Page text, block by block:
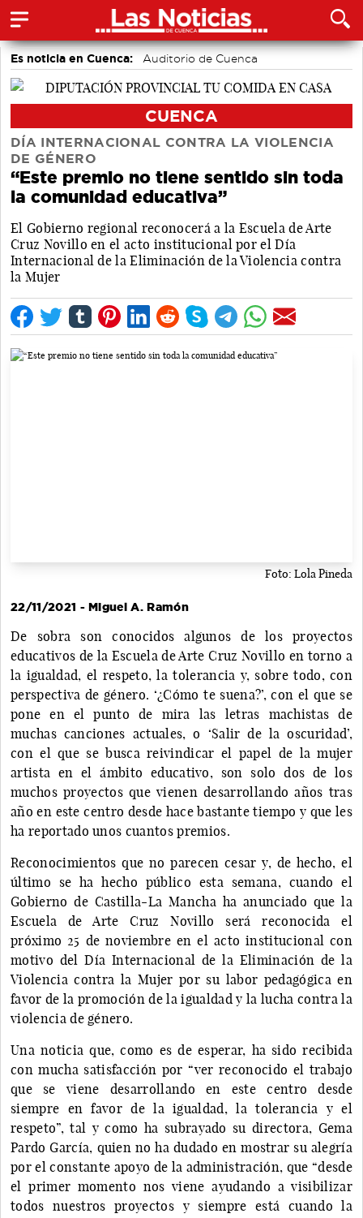
Es noticia en Cuenca: Auditorio de Cuenca
CUENCA
DÍA INTERNACIONAL CONTRA LA VIOLENCIA
DE GÉNERO
“Este premio no tiene sentido sin toda
la comunidad educativa”
El Gobierno regional reconocerá a la Escuela de Arte
Cruz Novillo en el acto institucional por el Día
Internacional de la Eliminación de la Violencia contra
la Mujer
Foto: Lola Pineda
22/11/2021 - Miguel A. Ramón
De sobra son conocidos algunos de los proyectos
educativos de la Escuela de Arte Cruz Novillo en torno a
la igualdad, el respeto, la tolerancia y, sobre todo, con
perspectiva de género. ‘¿Cómo te suena?’, con el que se
pone en el punto de mira las letras machistas de
muchas canciones actuales, o ‘Salir de la oscuridad’,
con el que se busca reivindicar el papel de la mujer
artista en el ámbito educativo, son solo dos de los
muchos proyectos que vienen desarrollando años tras
año en este centro desde hace bastante tiempo y que les
ha reportado unos cuantos premios.
Reconocimientos que no parecen cesar y, de hecho, el
último se ha hecho público esta semana, cuando el
Gobierno de Castilla-La Mancha ha anunciado que la
Escuela de Arte Cruz Novillo será reconocida el
próximo 25 de noviembre en el acto institucional con
motivo del Día Internacional de la Eliminación de la
Violencia contra la Mujer por su labor pedagógica en
favor de la promoción de la igualdad y la lucha contra la
violencia de género.
Una noticia que, como es de esperar, ha sido recibida
con mucha satisfacción por “ver reconocido el trabajo
que se viene desarrollando en este centro desde
siempre en favor de la igualdad, la tolerancia y el
respeto”, tal y como ha subrayado su directora, Gema
Pardo García, quien no ha dudado en mostrar su alegría
por el constante apoyo de la administración, que “desde
el primer momento nos viene ayudando a visibilizar
todos nuestros proyectos y siempre está cuando la